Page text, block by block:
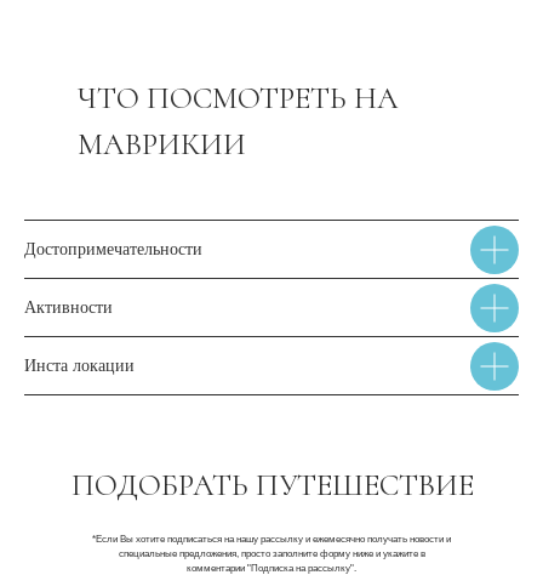
ЧТО ПОСМОТРЕТЬ НА
МАВРИКИИ
Достопримечательности
Активности
Инста локации
ПОДОБРАТЬ ПУТЕШЕСТВИЕ
*Если Вы хотите подписаться на нашу рассылку и ежемесячно получать новости и
специальные предложения, просто заполните форму ниже и укажите в
комментарии "Подписка на рассылку".